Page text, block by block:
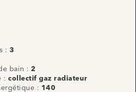
: 3
bain : 2
: collectif gaz radiateur
: 140